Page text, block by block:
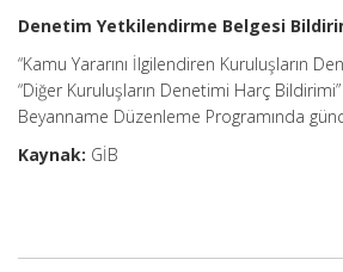
Denetim Yetkilendirme Belgesi
“Kamu Yararını İlgilendiren Kuruluşların
“Diğer Kuruluşların Denetimi Harç
Beyanname Düzenleme Programında
Kaynak: GİB